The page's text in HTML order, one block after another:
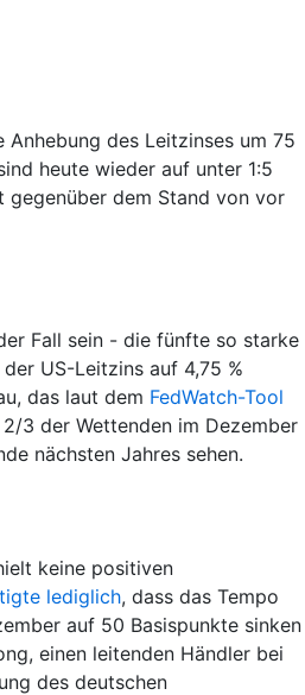
des Leitzinses um 75
heute wieder auf unter 1:5
gegenüber dem Stand von vor
Fall sein - die fünfte so starke
US-Leitzins auf 4,75 %
das laut dem FedWatch-Tool
3 der Wettenden im Dezember
nächsten Jahres sehen.
keine positiven
lediglich, dass das Tempo
auf 50 Basispunkte sinken
einen leitenden Händler bei
des deutschen